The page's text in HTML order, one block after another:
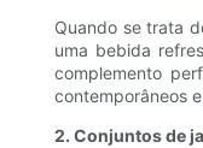
Quando se trata
uma bebida
complemento
contemporâneos
2. Conjuntos de